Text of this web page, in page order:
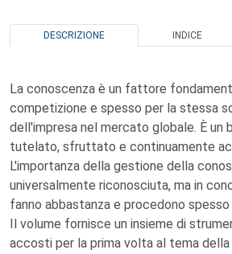
DESCRIZIONE INDICE
La conoscenza è un fattore
competizione e spesso per la stessa
dell'impresa nel mercato globale. È un
tutelato, sfruttato e continuamente
L'importanza della gestione della
universalmente riconosciuta, ma in
fanno abbastanza e procedono
Il volume fornisce un insieme di
accosti per la prima volta al tema